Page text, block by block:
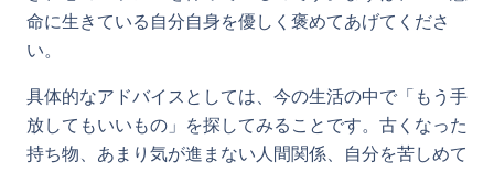
命に生きている自分自身を優しく褒めてあげてくださ
い。
具体的なアドバイスとしては、今の生活の中で「もう手
放してもいいもの」を探してみることです。古くなった
持ち物、あまり気が進まない人間関係、自分を苦しめて